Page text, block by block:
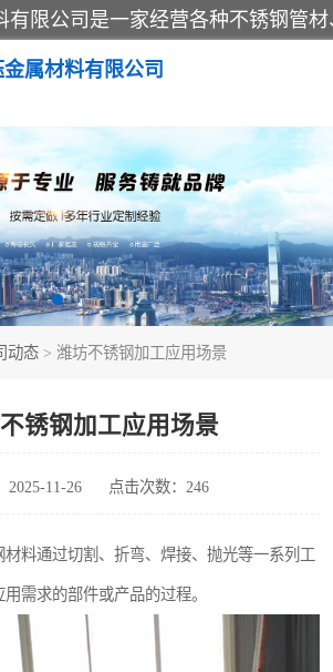
属材料有限公司
动态 > 潍坊不锈钢加工应用场景
锈钢加工应用场景
2025-11-26 点击次数：246
料通过切割、折弯、焊接、抛光等一系列工
需求的部件或产品的过程。